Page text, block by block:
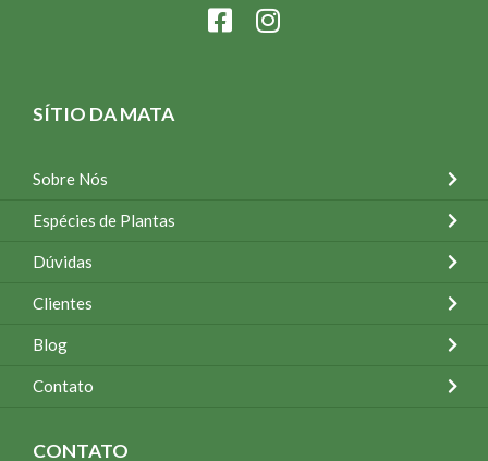
SÍTIO DA MATA
Sobre Nós
Espécies de Plantas
Dúvidas
Clientes
Blog
Contato
CONTATO